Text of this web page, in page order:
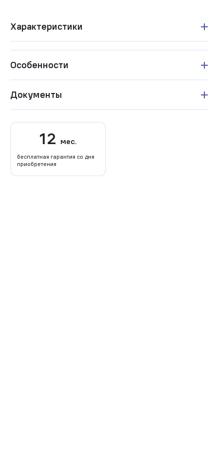
Характеристики
Особенности
Документы
12 мес.
бесплатная гарантия со дня
приобретения